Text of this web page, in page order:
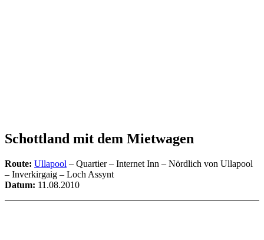
Schottland mit dem Mietwagen
Route: Ullapool – Quartier – Internet Inn – Nördlich von Ullapool
– Inverkirgaig – Loch Assynt
Datum: 11.08.2010